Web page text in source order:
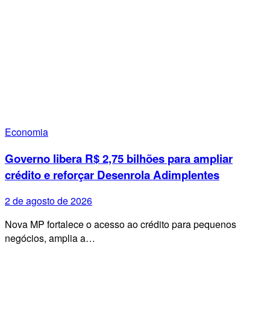
Economia
Governo libera R$ 2,75 bilhões para ampliar
crédito e reforçar Desenrola Adimplentes
2 de agosto de 2026
Nova MP fortalece o acesso ao crédito para pequenos
negócios, amplia a…